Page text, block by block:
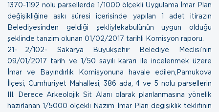
1370-1192 nolu parsellerde 1/1000 ölçekli Uygulama İmar Plan
değişikliğine askı süresi içerisinde yapılan 1 adet itirazın
Belediyesinden geldiği şekliylekabulünün uygun olduğu
şeklinde tanzim olunan 01/02/2017 tarihli Komisyon raporu.
21- 2/102- Sakarya Büyükşehir Belediye Meclisi’nin
09/01/2017 tarih ve 1/50 sayılı kararı ile incelenmek üzere
İmar ve Bayındırlık Komisyonuna havale edilen,Pamukova
İlçesi, Cumhuriyet Mahallesi, 386 ada, 4 ve 5 nolu parsellerin
III. Derece Arkeolojik Sit Alanı olarak planlanmasına yönelik
hazırlanan 1/5000 ölçekli Nazım İmar Plan değişiklik teklifinin